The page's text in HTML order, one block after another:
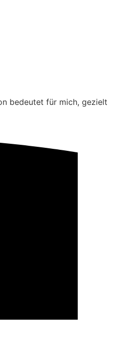
bedeutet für mich, gezielt